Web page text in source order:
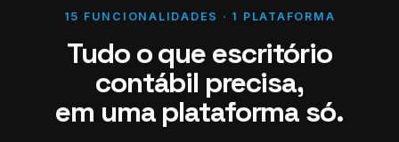
15 FUNCIONALIDADES · 1 PLATAFORMA
Tudo o que escritório
contábil precisa,
em uma plataforma só.